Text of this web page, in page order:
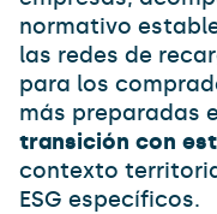
normativo
las redes de
para los
más preparadas
transición con
contexto
ESG específicos.